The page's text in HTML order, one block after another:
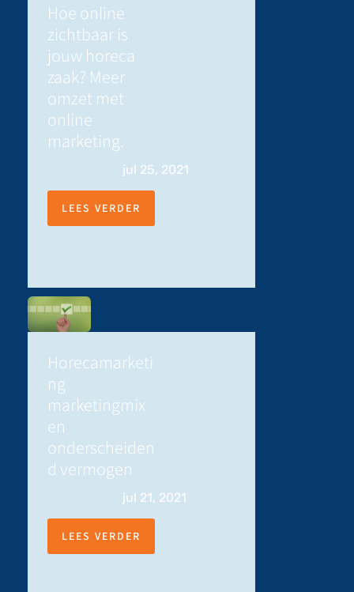
Hoe online
zichtbaar is
jouw horeca
zaak? Meer
omzet met
online
marketing.
jul 25, 2021
LEES VERDER
Horecamarketi
ng
marketingmix
en
onderscheiden
d vermogen
jul 21, 2021
LEES VERDER